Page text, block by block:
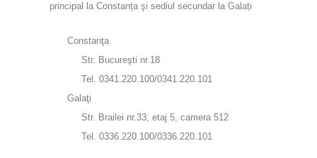
principal la Constanța şi sediul secundar la Galați
Constanţa
Str. Bucureşti nr.18
Tel. 0341.220.100/0341.220.101
Galaţi
Str. Brailei nr.33, etaj 5, camera 512
Tel. 0336.220.100/0336.220.101